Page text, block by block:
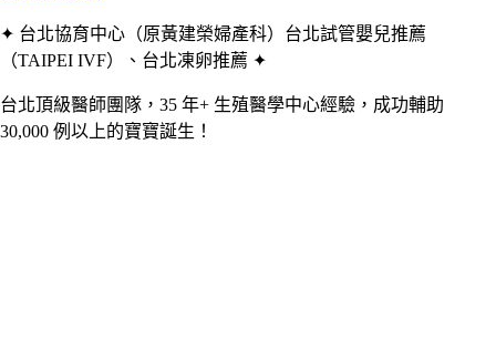
✦ 台北協育中心（原黃建榮婦產科）台北試管嬰兒推薦
（TAIPEI IVF）、台北凍卵推薦 ✦
台北頂級醫師團隊，35 年+ 生殖醫學中心經驗，成功輔助
30,000 例以上的寶寶誕生！